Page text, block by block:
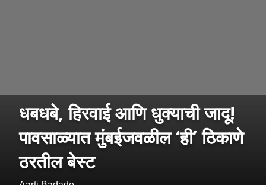
धबधबे, हिरवाई आणि धुक्याची जादू!
पावसाळ्यात मुंबईजवळील ‘ही’ ठिकाणे
ठरतील बेस्ट